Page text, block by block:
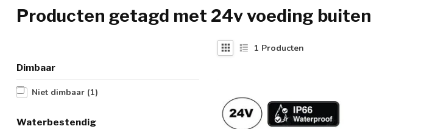
Producten getagd met 24v voeding buiten
Dimbaar
Niet dimbaar (1)
Waterbestendig
1 Producten